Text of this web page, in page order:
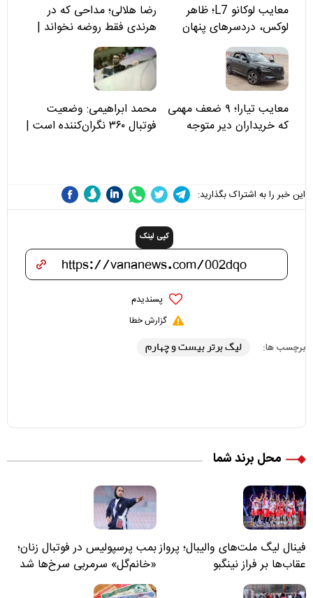
معایب لوکانو L7؛ ظاهر
لوکس، دردسرهای پنهان
رضا هلالی؛ مداحی که در
هرندی فقط روضه نخواند |
مسئولان «تکیه‌گاه آقا مرتضی
علی(ع)» را جدی‌تر ببینند
معایب تیارا؛ ۹ ضعف مهمی
که خریداران دیر متوجه
محمد ابراهیمی: وضعیت
فوتبال ۳۶۰ نگران‌کننده است |
این خبر را به اشتراک بگذارید:
کپی لینک
پسندیدم
گزارش خطا
برچسب ها: لیگ برتر بیست و چهارم
محل برند شما
فینال لیگ ملت‌های والیبال؛ پرواز
عقاب‌ها بر فراز نینگبو
بمب پرسپولیس در فوتبال زنان؛
«خانم‌گل» سرمربی سرخ‌ها شد